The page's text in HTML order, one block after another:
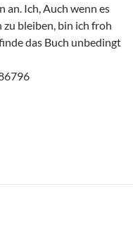
Ich, Auch wenn es
bleiben, bin ich froh
das Buch unbedingt